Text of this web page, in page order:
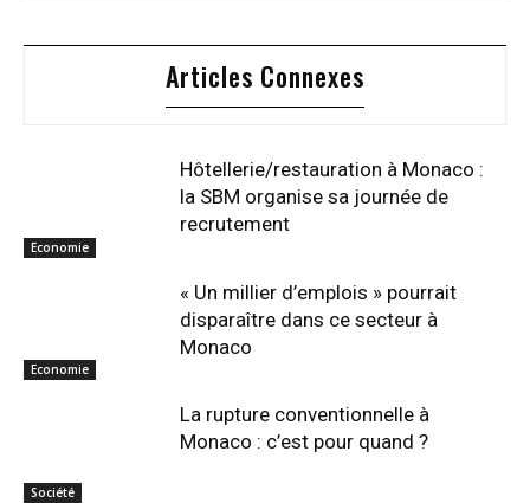
Articles Connexes
Economie
Hôtellerie/restauration à Monaco :
la SBM organise sa journée de
recrutement
Economie
« Un millier d’emplois » pourrait
disparaître dans ce secteur à
Monaco
Société
La rupture conventionnelle à
Monaco : c’est pour quand ?